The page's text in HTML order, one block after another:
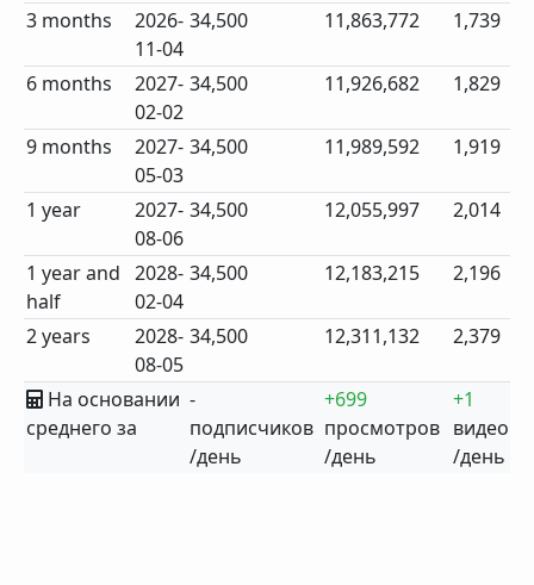
3 months
2026-
11-04
34,500 11,863,772 1,739
6 months
2027-
02-02
34,500 11,926,682 1,829
9 months
2027-
05-03
34,500 11,989,592 1,919
1 year
2027-
08-06
34,500 12,055,997 2,014
1 year and
half
2028-
02-04
34,500 12,183,215 2,196
2 years
2028-
08-05
34,500 12,311,132 2,379
На основании
среднего за
-
подписчиков
/день
+699
просмотров
/день
+1
видео
/день